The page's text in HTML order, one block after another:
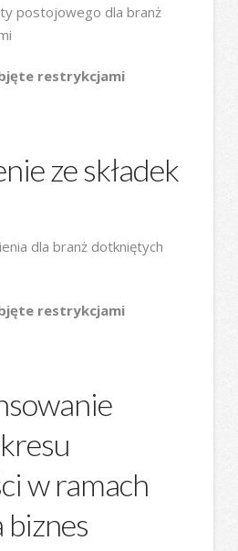
postojowego dla branż
restrykcjami
ze składek
dla branż dotkniętych
restrykcjami
w ramach
biznes